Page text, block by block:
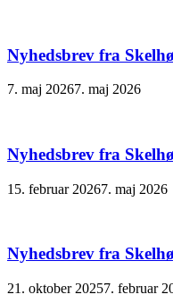
Nyhedsbrev fra
7. maj 20267. maj 2026
Nyhedsbrev fra
15. februar 20267. maj 2026
Nyhedsbrev fra
21. oktober 20257. februar